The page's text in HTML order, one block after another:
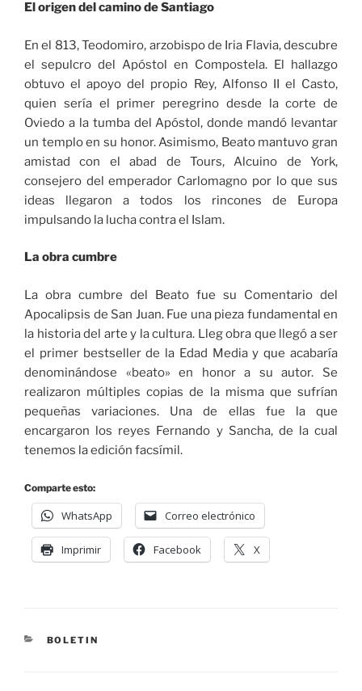
El origen del camino de Santiago
En el 813, Teodomiro, arzobispo de Iria Flavia, descubre
el sepulcro del Apóstol en Compostela. El hallazgo
obtuvo el apoyo del propio Rey, Alfonso II el Casto,
quien sería el primer peregrino desde la corte de
Oviedo a la tumba del Apóstol, donde mandó levantar
un templo en su honor. Asimismo, Beato mantuvo gran
amistad con el abad de Tours, Alcuino de York,
consejero del emperador Carlomagno por lo que sus
ideas llegaron a todos los rincones de Europa
impulsando la lucha contra el Islam.
La obra cumbre
La obra cumbre del Beato fue su Comentario del
Apocalipsis de San Juan. Fue una pieza fundamental en
la historia del arte y la cultura. Lleg obra que llegó a ser
el primer bestseller de la Edad Media y que acabaría
denominándose «beato» en honor a su autor. Se
realizaron múltiples copias de la misma que sufrían
pequeñas variaciones. Una de ellas fue la que
encargaron los reyes Fernando y Sancha, de la cual
tenemos la edición facsímil.
Comparte esto:
WhatsApp Correo electrónico
Imprimir Facebook X
BOLETIN